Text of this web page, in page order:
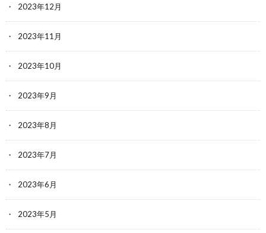
2023年12月
2023年11月
2023年10月
2023年9月
2023年8月
2023年7月
2023年6月
2023年5月